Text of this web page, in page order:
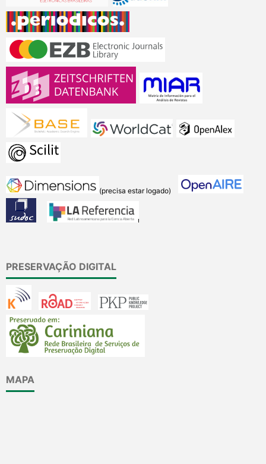
(precisa estar logado)
PRESERVAÇÃO DIGITAL
MAPA